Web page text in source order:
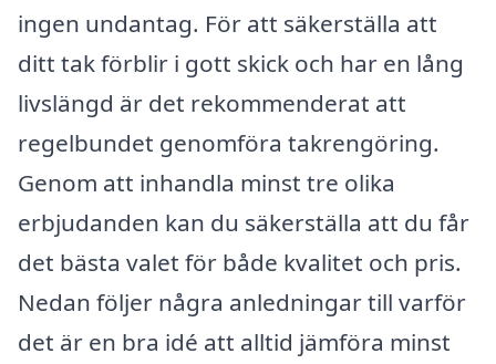
ingen undantag. För att säkerställa att
ditt tak förblir i gott skick och har en lång
livslängd är det rekommenderat att
regelbundet genomföra takrengöring.
Genom att inhandla minst tre olika
erbjudanden kan du säkerställa att du får
det bästa valet för både kvalitet och pris.
Nedan följer några anledningar till varför
det är en bra idé att alltid jämföra minst